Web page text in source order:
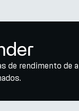
de rendimento de